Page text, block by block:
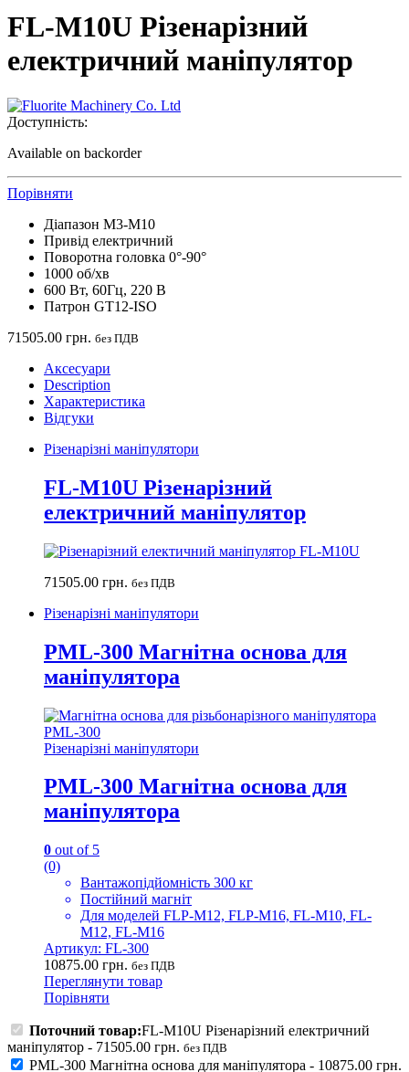
FL-M10U Різенарізний
електричний маніпулятор
Доступність:
Available on backorder
Порівняти
Діапазон M3-M10
Привід електричний
Поворотна головка 0°-90°
1000 об/хв
600 Вт, 60Гц, 220 В
Патрон GT12-ISO
71505.00 грн. без ПДВ
Аксесуари
Description
Характеристика
Відгуки
Різенарізні маніпулятори
FL-M10U Різенарізний
електричний маніпулятор
71505.00 грн. без ПДВ
Різенарізні маніпулятори
PML-300 Магнітна основа для
маніпулятора
Різенарізні маніпулятори
PML-300 Магнітна основа для
маніпулятора
0 out of 5
(0)
Вантажопідйомність 300 кг
Постійний магніт
Для моделей FLP-M12, FLP-M16, FL-M10, FL-
M12, FL-M16
Артикул: FL-300
10875.00 грн. без ПДВ
Переглянути товар
Порівняти
Поточний товар:FL-M10U Різенарізний електричний
маніпулятор - 71505.00 грн. без ПДВ
PML-300 Магнітна основа для маніпулятора - 10875.00 грн.